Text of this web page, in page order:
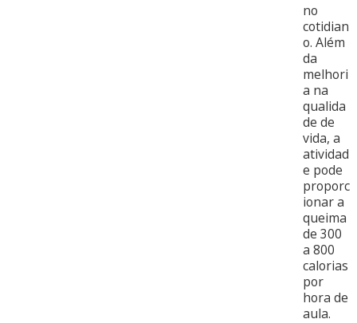
no
cotidian
o. Além
da
melhori
a na
qualida
de de
vida, a
atividad
e pode
proporc
ionar a
queima
de 300
a 800
calorias
por
hora de
aula.